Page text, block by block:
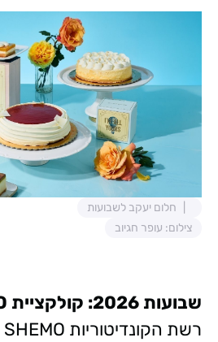
חלום יעקב לשבועות
צילום: עופר חגיוב
שבועות 2026: קולקציית SHEMO